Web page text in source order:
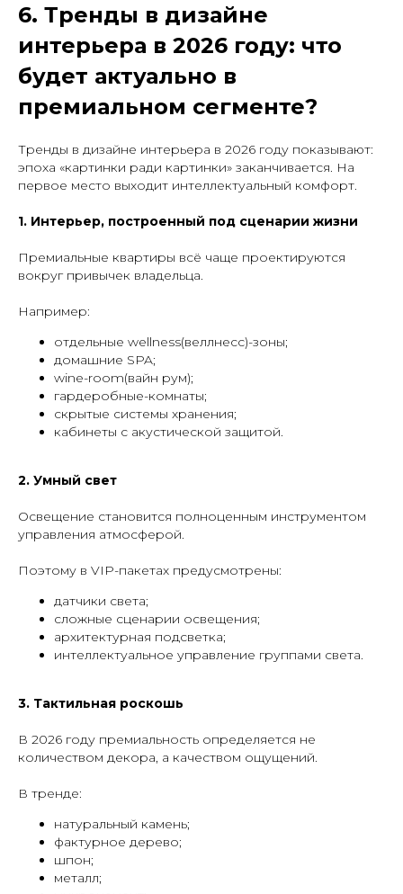
6. Тренды в дизайне
интерьера в 2026 году: что
будет актуально в
премиальном сегменте?
Тренды в дизайне интерьера в 2026 году показывают:
эпоха «картинки ради картинки» заканчивается. На
первое место выходит интеллектуальный комфорт.
1. Интерьер, построенный под сценарии жизни
Премиальные квартиры всё чаще проектируются
вокруг привычек владельца.
Например:
отдельные wellness(веллнесс)-зоны;
домашние SPA;
wine-room(вайн рум);
гардеробные-комнаты;
скрытые системы хранения;
кабинеты с акустической защитой.
2. Умный свет
Освещение становится полноценным инструментом
управления атмосферой.
Поэтому в VIP-пакетах предусмотрены:
датчики света;
сложные сценарии освещения;
архитектурная подсветка;
интеллектуальное управление группами света.
3. Тактильная роскошь
В 2026 году премиальность определяется не
количеством декора, а качеством ощущений.
В тренде:
натуральный камень;
фактурное дерево;
шпон;
металл;